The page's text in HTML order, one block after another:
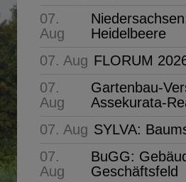
07.
Aug
Heidelbeere
07. Aug FLORUM
07.
Aug
Gartenbau-
Assekurata-
07. Aug SYLVA:
07.
Aug
BuGG:
Geschäftsfeld